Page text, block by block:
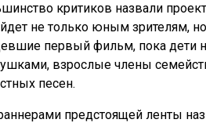
критиков назвали
не только юным зрителям,
первый фильм, пока
взрослые члены
песен.
предстоящей ленты